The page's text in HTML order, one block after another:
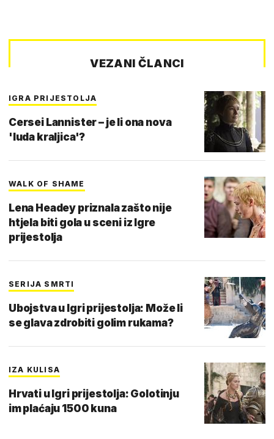
VEZANI ČLANCI
IGRA PRIJESTOLJA
Cersei Lannister – je li ona nova
'luda kraljica'?
WALK OF SHAME
Lena Headey priznala zašto nije
htjela biti gola u sceni iz Igre
prijestolja
SERIJA SMRTI
Ubojstva u Igri prijestolja: Može li
se glava zdrobiti golim rukama?
IZA KULISA
Hrvati u Igri prijestolja: Golotinju
im plaćaju 1500 kuna